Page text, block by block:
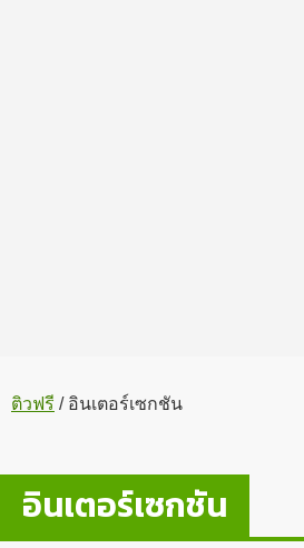
ติวฟรี /อินเตอร์เซกชัน
อินเตอร์เซกชัน